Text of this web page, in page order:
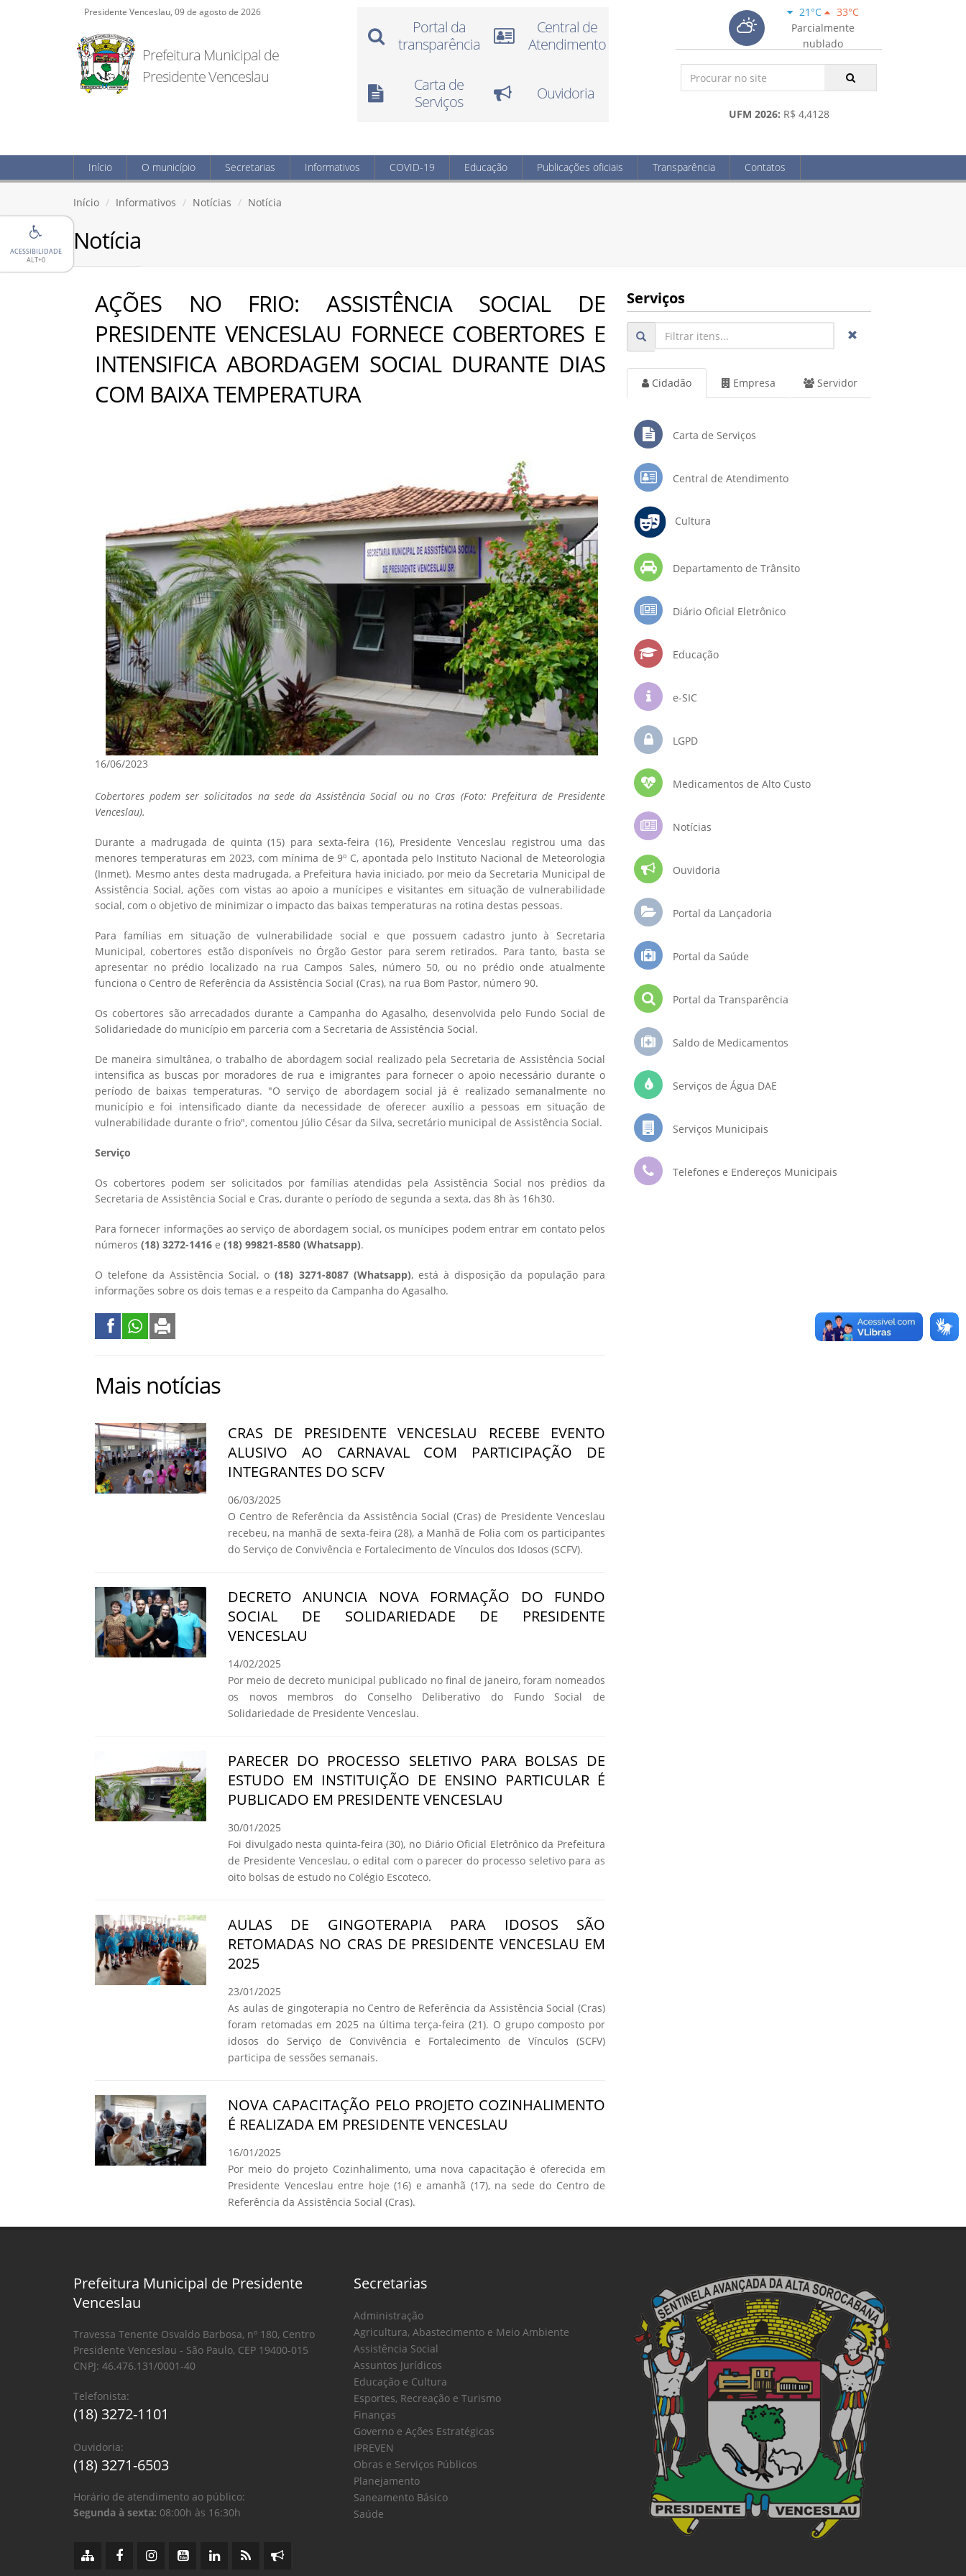
ACESSIBILIDADE
ALT+0
Presidente Venceslau, 09 de agosto de 2026
Prefeitura Municipal de
Presidente Venceslau
Portal da
transparência
Central de
Atendimento
Carta de
Serviços
Ouvidoria
21°C
33°C
Parcialmente
nublado
UFM 2026: R$ 4,4128
Início O município Secretarias Informativos COVID-19 Educação Publicações oficiais Transparência Contatos
Início Informativos Notícias Notícia
Notícia
AÇÕES NO FRIO: ASSISTÊNCIA SOCIAL DE
PRESIDENTE VENCESLAU FORNECE COBERTORES E
INTENSIFICA ABORDAGEM SOCIAL DURANTE DIAS
COM BAIXA TEMPERATURA
16/06/2023
Cobertores podem ser solicitados na sede da Assistência Social ou no Cras (Foto: Prefeitura de Presidente
Venceslau).
Durante a madrugada de quinta (15) para sexta-feira (16), Presidente Venceslau registrou uma das
menores temperaturas em 2023, com mínima de 9º C, apontada pelo Instituto Nacional de Meteorologia
(Inmet). Mesmo antes desta madrugada, a Prefeitura havia iniciado, por meio da Secretaria Municipal de
Assistência Social, ações com vistas ao apoio a munícipes e visitantes em situação de vulnerabilidade
social, com o objetivo de minimizar o impacto das baixas temperaturas na rotina destas pessoas.
Para famílias em situação de vulnerabilidade social e que possuem cadastro junto à Secretaria
Municipal, cobertores estão disponíveis no Órgão Gestor para serem retirados. Para tanto, basta se
apresentar no prédio localizado na rua Campos Sales, número 50, ou no prédio onde atualmente
funciona o Centro de Referência da Assistência Social (Cras), na rua Bom Pastor, número 90.
Os cobertores são arrecadados durante a Campanha do Agasalho, desenvolvida pelo Fundo Social de
Solidariedade do município em parceria com a Secretaria de Assistência Social.
De maneira simultânea, o trabalho de abordagem social realizado pela Secretaria de Assistência Social
intensifica as buscas por moradores de rua e imigrantes para fornecer o apoio necessário durante o
período de baixas temperaturas. "O serviço de abordagem social já é realizado semanalmente no
município e foi intensificado diante da necessidade de oferecer auxílio a pessoas em situação de
vulnerabilidade durante o frio", comentou Júlio César da Silva, secretário municipal de Assistência Social.
Serviço
Os cobertores podem ser solicitados por famílias atendidas pela Assistência Social nos prédios da
Secretaria de Assistência Social e Cras, durante o período de segunda a sexta, das 8h às 16h30.
Para fornecer informações ao serviço de abordagem social, os munícipes podem entrar em contato pelos
números (18) 3272-1416 e (18) 99821-8580 (Whatsapp).
O telefone da Assistência Social, o(18) 3271-8087 (Whatsapp), está à disposição da população para
informações sobre os dois temas e a respeito da Campanha do Agasalho.
Mais notícias
CRAS DE PRESIDENTE VENCESLAU RECEBE EVENTO
ALUSIVO AO CARNAVAL COM PARTICIPAÇÃO DE
INTEGRANTES DO SCFV
06/03/2025
O Centro de Referência da Assistência Social (Cras) de Presidente Venceslau
recebeu, na manhã de sexta-feira (28), a Manhã de Folia com os participantes
do Serviço de Convivência e Fortalecimento de Vínculos dos Idosos (SCFV).
DECRETO ANUNCIA NOVA FORMAÇÃO DO FUNDO
SOCIAL DE SOLIDARIEDADE DE PRESIDENTE
VENCESLAU
14/02/2025
Por meio de decreto municipal publicado no final de janeiro, foram nomeados
os novos membros do Conselho Deliberativo do Fundo Social de
Solidariedade de Presidente Venceslau.
PARECER DO PROCESSO SELETIVO PARA BOLSAS DE
ESTUDO EM INSTITUIÇÃO DE ENSINO PARTICULAR É
PUBLICADO EM PRESIDENTE VENCESLAU
30/01/2025
Foi divulgado nesta quinta-feira (30), no Diário Oficial Eletrônico da Prefeitura
de Presidente Venceslau, o edital com o parecer do processo seletivo para as
oito bolsas de estudo no Colégio Escoteco.
AULAS DE GINGOTERAPIA PARA IDOSOS SÃO
RETOMADAS NO CRAS DE PRESIDENTE VENCESLAU EM
2025
23/01/2025
As aulas de gingoterapia no Centro de Referência da Assistência Social (Cras)
foram retomadas em 2025 na última terça-feira (21). O grupo composto por
idosos do Serviço de Convivência e Fortalecimento de Vínculos (SCFV)
participa de sessões semanais.
NOVA CAPACITAÇÃO PELO PROJETO COZINHALIMENTO
É REALIZADA EM PRESIDENTE VENCESLAU
16/01/2025
Por meio do projeto Cozinhalimento, uma nova capacitação é oferecida em
Presidente Venceslau entre hoje (16) e amanhã (17), na sede do Centro de
Referência da Assistência Social (Cras).
Serviços
Cidadão Empresa Servidor
Carta de Serviços
Central de Atendimento
Cultura
Departamento de Trânsito
Diário Oficial Eletrônico
Educação
e-SIC
LGPD
Medicamentos de Alto Custo
Notícias
Ouvidoria
Portal da Lançadoria
Portal da Saúde
Portal da Transparência
Saldo de Medicamentos
Serviços de Água DAE
Serviços Municipais
Telefones e Endereços Municipais
Prefeitura Municipal de Presidente
Venceslau
Travessa Tenente Osvaldo Barbosa, nº 180, Centro
Presidente Venceslau - São Paulo, CEP 19400-015
CNPJ: 46.476.131/0001-40
Telefonista:
(18) 3272-1101
Ouvidoria:
(18) 3271-6503
Horário de atendimento ao público:
Segunda à sexta: 08:00h às 16:30h
Secretarias
Administração
Agricultura, Abastecimento e Meio Ambiente
Assistência Social
Assuntos Jurídicos
Educação e Cultura
Esportes, Recreação e Turismo
Finanças
Governo e Ações Estratégicas
IPREVEN
Obras e Serviços Públicos
Planejamento
Saneamento Básico
Saúde